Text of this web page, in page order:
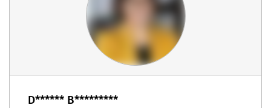
D****** B*********